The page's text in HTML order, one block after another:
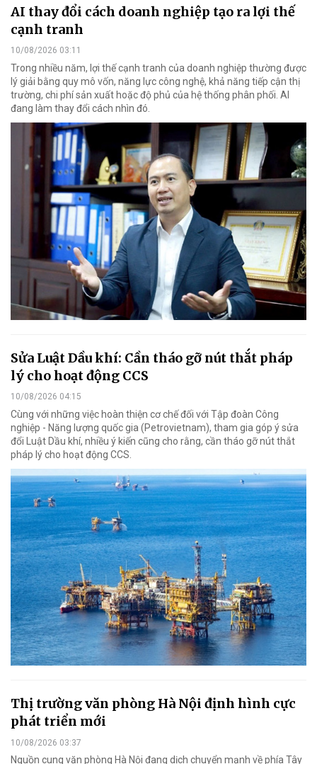
AI thay đổi cách doanh nghiệp tạo ra lợi thế
cạnh tranh
10/08/2026 03:11
Trong nhiều năm, lợi thế cạnh tranh của doanh nghiệp thường được
lý giải bằng quy mô vốn, năng lực công nghệ, khả năng tiếp cận thị
trường, chi phí sản xuất hoặc độ phủ của hệ thống phân phối. AI
đang làm thay đổi cách nhìn đó.
Sửa Luật Dầu khí: Cần tháo gỡ nút thắt pháp
lý cho hoạt động CCS
10/08/2026 04:15
Cùng với những việc hoàn thiện cơ chế đối với Tập đoàn Công
nghiệp - Năng lượng quốc gia (Petrovietnam), tham gia góp ý sửa
đổi Luật Dầu khí, nhiều ý kiến cũng cho rằng, cần tháo gỡ nút thắt
pháp lý cho hoạt động CCS.
Thị trường văn phòng Hà Nội định hình cực
phát triển mới
10/08/2026 03:37
Nguồn cung văn phòng Hà Nội đang dịch chuyển mạnh về phía Tây